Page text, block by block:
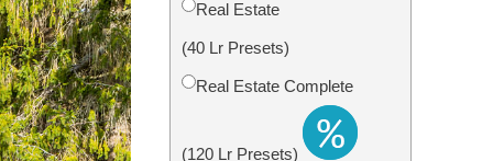
Αποκατάσταση
φωτογραφιών
Real Estate
(40 Lr Presets)
Real Estate Complete
(120 Lr Presets)